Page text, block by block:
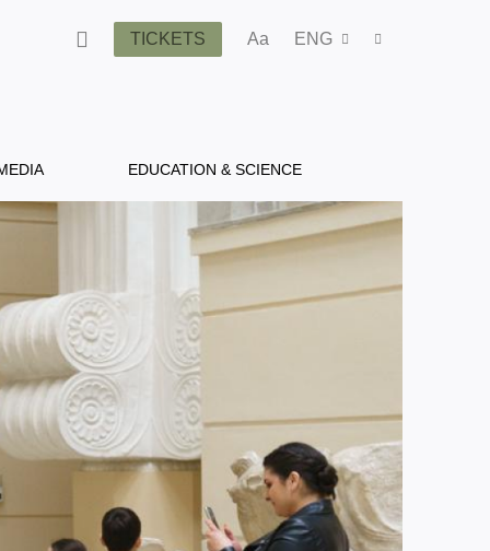
TICKETS Aa ENG
EDUCATION & SCIENCE